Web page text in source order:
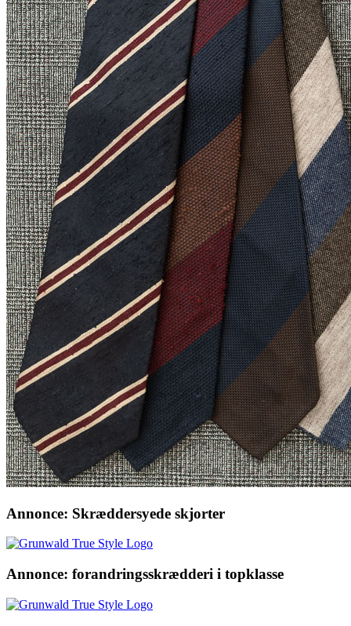
Annonce: Skræddersyede skjorter
Annonce: forandringsskrædderi i topklasse